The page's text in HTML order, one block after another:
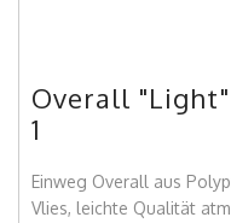
Overall "Light"
1
Einweg Overall aus
Vlies, leichte Qualität